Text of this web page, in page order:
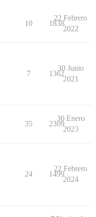
10 1838
22 Febrero
2022
7 1362
30 Junio
2021
35 2309
30 Enero
2023
24 1499
22 Febrero
2024